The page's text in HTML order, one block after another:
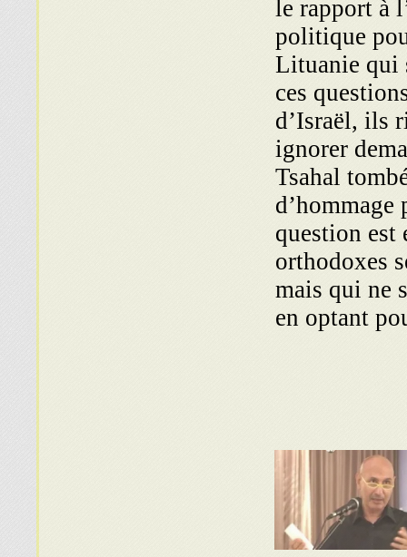
le rapport à
politique
Lituanie qui
ces
d’Israël, ils
ignorer
Tsahal
question est
orthodoxes
mais qui ne
en optant